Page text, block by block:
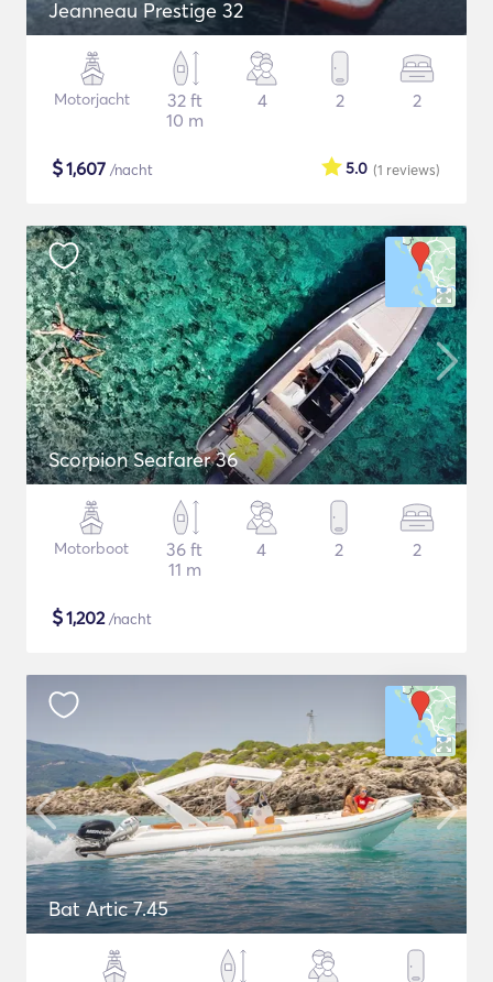
Jeanneau Prestige 32
Motorjacht
32 ft
10 m
4 2 2
$1,607 /nacht (1 reviews)
5.0
Scorpion Seafarer 36
Motorboot
36 ft
11 m
4 2 2
$1,202/nacht
Bat Artic 7.45